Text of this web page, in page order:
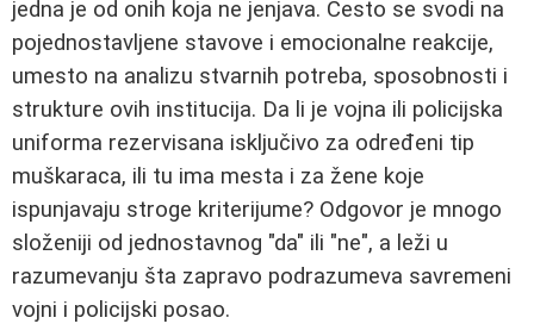
jedna je od onih koja ne jenjava. Često se svodi na
pojednostavljene stavove i emocionalne reakcije,
umesto na analizu stvarnih potreba, sposobnosti i
strukture ovih institucija. Da li je vojna ili policijska
uniforma rezervisana isključivo za određeni tip
muškaraca, ili tu ima mesta i za žene koje
ispunjavaju stroge kriterijume? Odgovor je mnogo
složeniji od jednostavnog "da" ili "ne", a leži u
razumevanju šta zapravo podrazumeva savremeni
vojni i policijski posao.